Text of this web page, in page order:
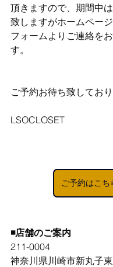
頂きますので、期間中
致しますがホームペー
フォームよりご連絡を
す。
ご予約お待ち致しており
LSOCLOSET
ご予約はこち
◾️店舗のご案内
211-0004
神奈川県川崎市新丸子